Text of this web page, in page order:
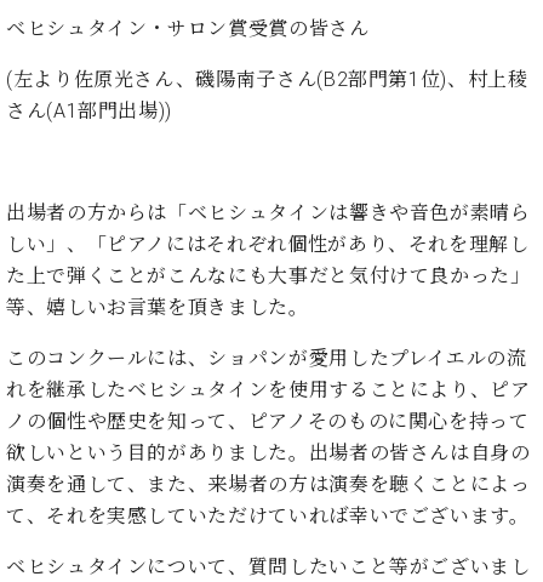
マ
ト
ラ
ョ
ン
W.
フ
マ
ヴ
ィ
ジ
ョ
セ
タ
ッ
フ
ご
挨
技
術
者
紹
介
展示
情報
ーロ
ベヒシュタイン・サロン賞受賞の皆さん
(左より佐原光さん、磯陽南子さん(B2部門第1位)、村上稜
さん(A1部門出場))
出場者の方からは「ベヒシュタインは響きや音色が素晴ら
しい」、「ピアノにはそれぞれ個性があり、それを理解し
た上で弾くことがこんなにも大事だと気付けて良かった」
等、嬉しいお言葉を頂きました。
このコンクールには、ショパンが愛用したプレイエルの流
れを継承したベヒシュタインを使用することにより、ピア
ノの個性や歴史を知って、ピアノそのものに関心を持って
欲しいという目的がありました。出場者の皆さんは自身の
演奏を通して、また、来場者の方は演奏を聴くことによっ
て、それを実感していただけていれば幸いでございます。
ベヒシュタインについて、質問したいこと等がございまし